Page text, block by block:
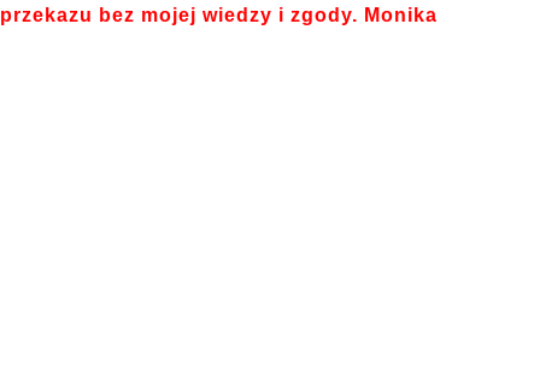
przekazu bez mojej wiedzy i zgody. Monika